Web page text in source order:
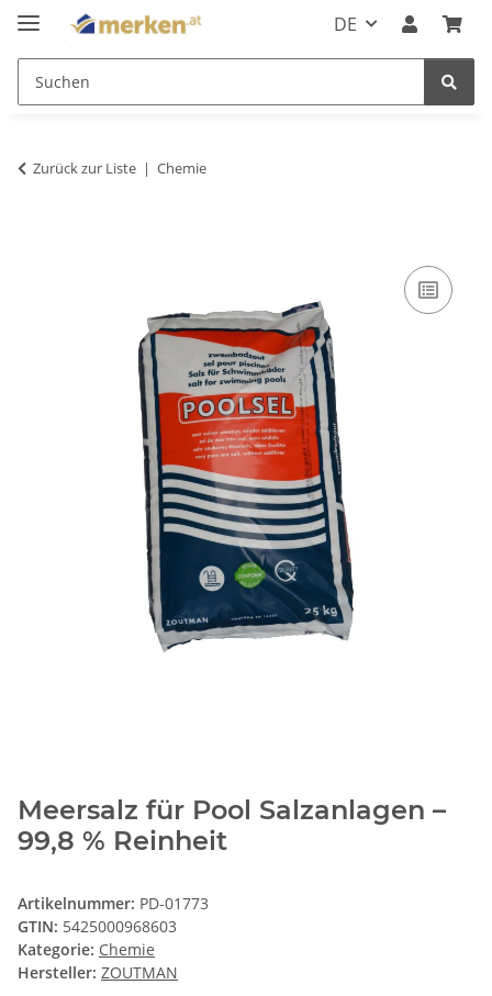
DE
Zurück zur Liste Chemie
Meersalz für Pool Salzanlagen –
99,8 % Reinheit
Artikelnummer: PD-01773
GTIN: 5425000968603
Kategorie: Chemie
Hersteller: ZOUTMAN